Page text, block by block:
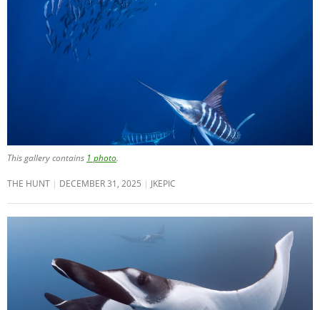
This gallery contains 1 photo.
THE HUNT DECEMBER 31, 2025 JKEPIC